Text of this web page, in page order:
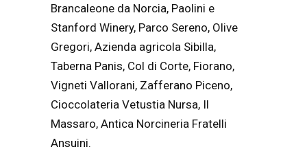
Brancaleone da Norcia, Paolini e
Stanford Winery, Parco Sereno, Olive
Gregori, Azienda agricola Sibilla,
Taberna Panis, Col di Corte, Fiorano,
Vigneti Vallorani, Zafferano Piceno,
Cioccolateria Vetustia Nursa, Il
Massaro, Antica Norcineria Fratelli
Ansuini.